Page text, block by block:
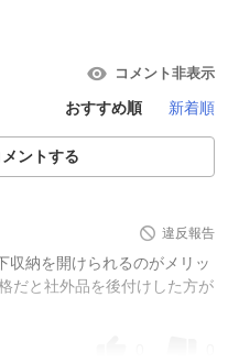
コメント非表示
おすすめ順 新着順
ントする
違反報告
収納を開けられるのがメリッ
だと社外品を後付けした方が